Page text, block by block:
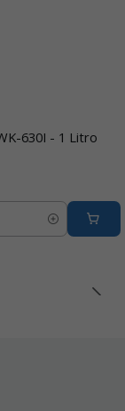
630I - 1 Litro